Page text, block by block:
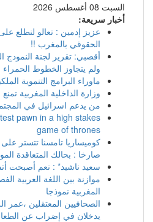
السبت 08 أغسطس 2026
أخبار سريعة:
عزيز إدمين : تعالو لنطلع على
الحقوقي بالمغرب !!
أقصبي: تقرير لجنة النمودج
ولم يتجاوز الخطوط الحمراء
ماوراء البرامج التنموية
وزارة الداخلية المغربية
من يدعم اسرائيل في المجتمع
pawn in a high stakes
game of thrones
كوميساريا تامسنا تتستر على
صارخا : بحالك المتعاقدة
سعيد ناشيد* : نعم أصبحت
موازنة بين اللغة العربية
المغربية نموذجا
الصحافيين المعتقلين ،عمر
يدخلان في إضراب عن الطعام